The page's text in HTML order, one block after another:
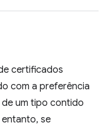
certificados
com a preferência
um tipo contido
se